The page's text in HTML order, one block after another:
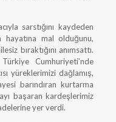
sarstığını kaydeden
hayatına mal olduğunu,
bıraktığını anımsattı.
Cumhuriyeti’nde
yüreklerimizi dağlamış,
barındıran kurtarma
başaran kardeşlerimiz
yer verdi.